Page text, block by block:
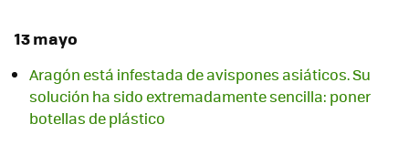
13 mayo
Aragón está infestada de avispones asiáticos. Su
solución ha sido extremadamente sencilla: poner
botellas de plástico